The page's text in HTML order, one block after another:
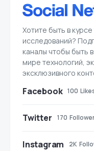
Хотите быть в
исследований?
каналы чтобы быть
мире технологий,
эксклюзивного
Facebook 100
Twitter 170
Instagram 2K